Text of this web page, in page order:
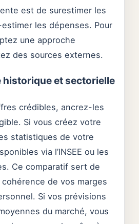
est de surestimer les
les dépenses. Pour
une approche
des sources externes.
historique et sectorielle
crédibles, ancrez-les
Si vous créez votre
statistiques de votre
via l’INSEE ou les
Ce comparatif sert de
de vos marges
Si vos prévisions
du marché, vous